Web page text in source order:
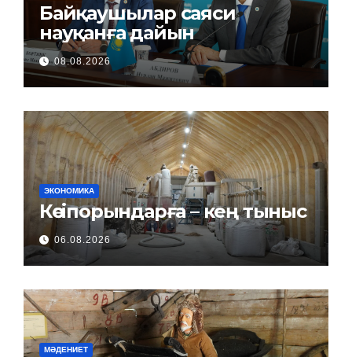
Байқаушылар саяси
науқанға дайын
08.08.2026
ЭКОНОМИКА
Кәсіпорындарға – кең тыныс
06.08.2026
МӘДЕНИЕТ